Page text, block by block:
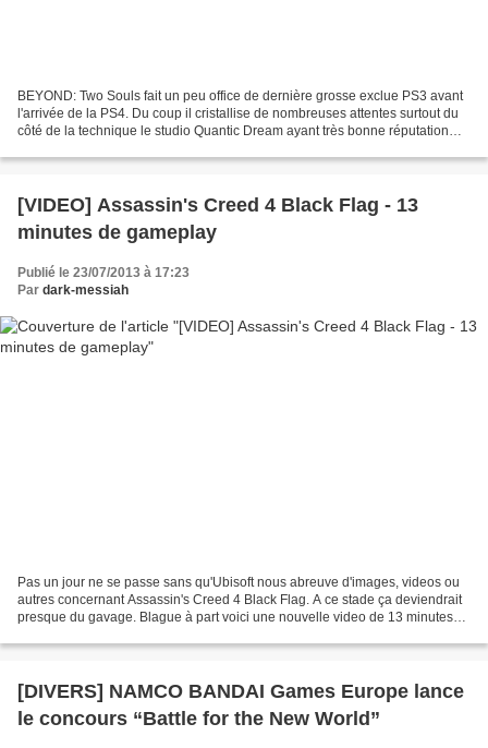
BEYOND: Two Souls fait un peu office de dernière grosse exclue PS3 avant
l'arrivée de la PS4. Du coup il cristallise de nombreuses attentes surtout du
côté de la technique le studio Quantic Dream ayant très bonne réputation
[VIDEO] Assassin's Creed 4 Black Flag - 13
minutes de gameplay
Publié le 23/07/2013 à 17:23
Par dark-messiah
Pas un jour ne se passe sans qu'Ubisoft nous abreuve d'images, videos ou
autres concernant Assassin's Creed 4 Black Flag. A ce stade ça deviendrait
presque du gavage. Blague à part voici une nouvelle video de 13 minutes
[DIVERS] NAMCO BANDAI Games Europe lance
le concours “Battle for the New World”